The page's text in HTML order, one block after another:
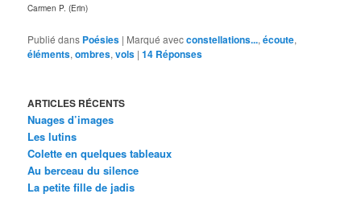
Carmen P. (Erin)
Publié dans Poésies | Marqué avecconstellations...,écoute,
éléments,ombres,vols |14 Réponses
ARTICLES RÉCENTS
Nuages d’images
Les lutins
Colette en quelques tableaux
Au berceau du silence
La petite fille de jadis